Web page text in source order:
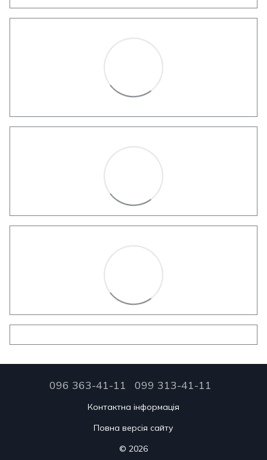
096 363-41-11 099 313-41-11
Контактна інформація
Повна версія сайту
© 2026